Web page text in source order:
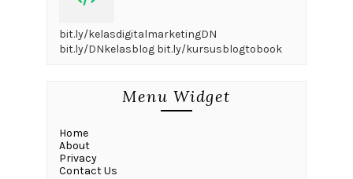
bit.ly/kelasdigitalmarketingDN
bit.ly/DNkelasblog bit.ly/kursusblogtobook
Menu Widget
Home
About
Privacy
Contact Us